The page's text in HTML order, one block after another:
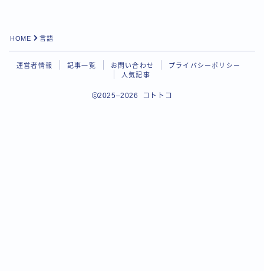
HOME 言語
運営者情報 記事一覧 お問い合わせ
プライバシーポリシー
人気記事
2025–2026 コトトコ